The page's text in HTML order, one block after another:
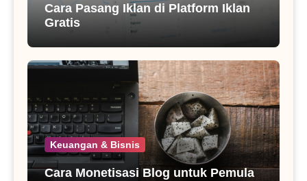
Cara Pasang Iklan di Platform Iklan
Gratis
Keuangan & Bisnis
Cara Monetisasi Blog untuk Pemula